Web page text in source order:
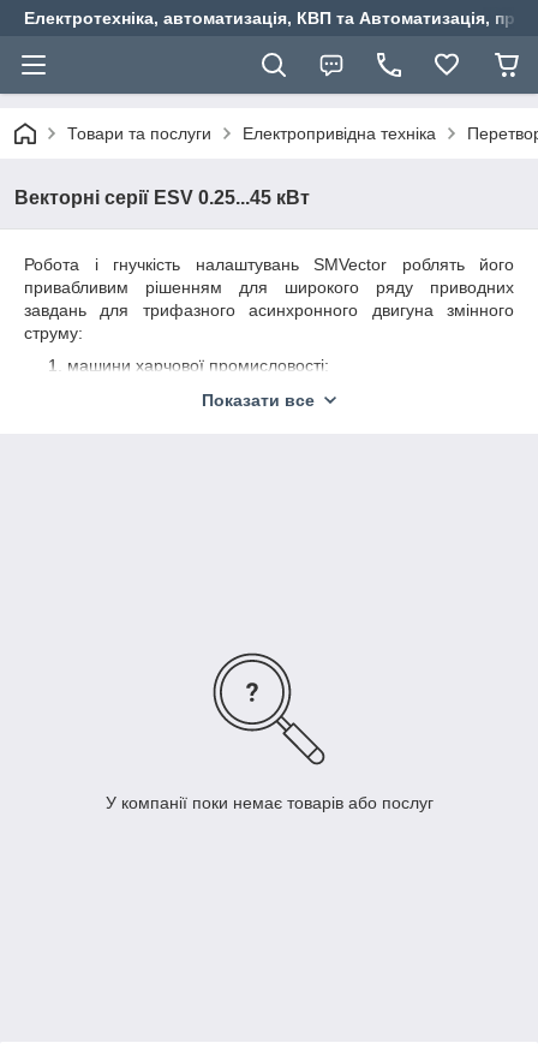
Електротехніка, автоматизація, КВП та Автоматизація,
Товари та послуги Електропривідна техніка
Векторні серії ESV 0.25...45 кВт
Робота і гнучкість налаштувань SMVector роблять його
привабливим рішенням для широкого ряду приводних
завдань для трифазного асинхронного двигуна змінного
струму:
машини харчової промисловості;
пакувальні автомати;Показати все
У компанії поки немає товарів або послуг